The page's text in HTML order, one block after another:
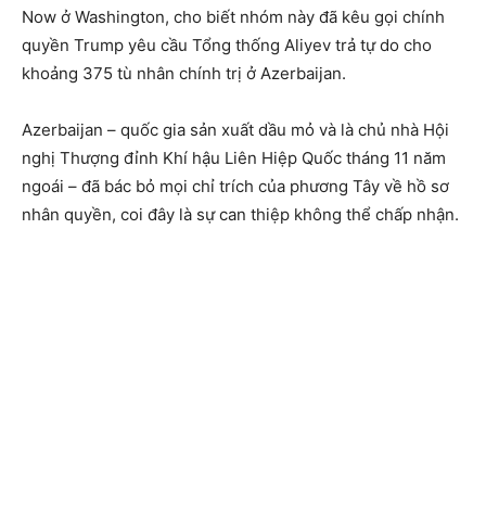
Now ở Washington, cho biết nhóm này đã kêu gọi chính
quyền Trump yêu cầu Tổng thống Aliyev trả tự do cho
khoảng 375 tù nhân chính trị ở Azerbaijan.
Azerbaijan – quốc gia sản xuất dầu mỏ và là chủ nhà Hội
nghị Thượng đỉnh Khí hậu Liên Hiệp Quốc tháng 11 năm
ngoái – đã bác bỏ mọi chỉ trích của phương Tây về hồ sơ
nhân quyền, coi đây là sự can thiệp không thể chấp nhận.